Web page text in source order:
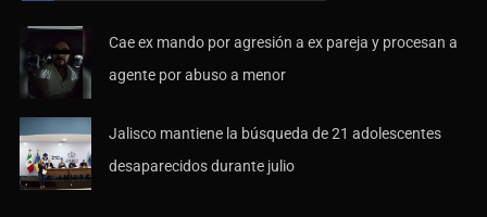
Cae ex mando por agresión a ex pareja y procesan a
agente por abuso a menor
Jalisco mantiene la búsqueda de 21 adolescentes
desaparecidos durante julio